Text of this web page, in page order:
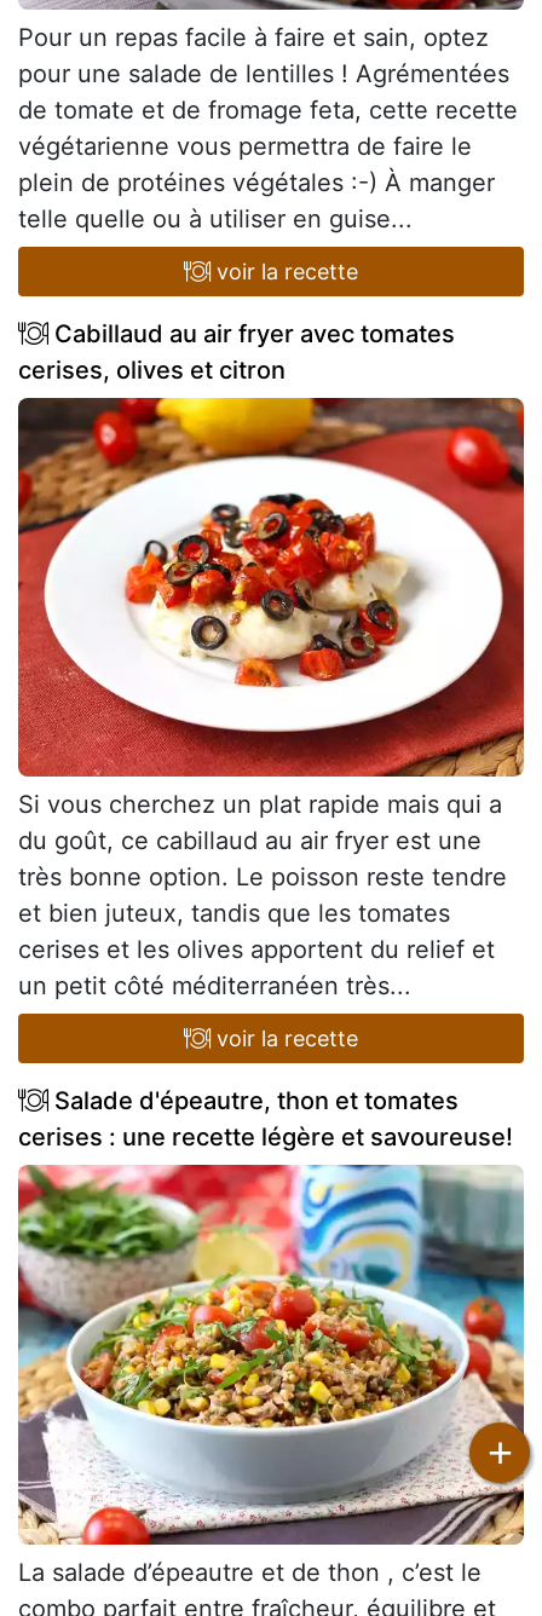
Pour un repas facile à faire et sain, optez
pour une salade de lentilles ! Agrémentées
de tomate et de fromage feta, cette recette
végétarienne vous permettra de faire le
plein de protéines végétales :-) À manger
telle quelle ou à utiliser en guise...
voir la recette
Cabillaud au air fryer avec tomates
cerises, olives et citron
Si vous cherchez un plat rapide mais qui a
du goût, ce cabillaud au air fryer est une
très bonne option. Le poisson reste tendre
et bien juteux, tandis que les tomates
cerises et les olives apportent du relief et
un petit côté méditerranéen très...
voir la recette
Salade d'épeautre, thon et tomates
cerises : une recette légère et savoureuse!
La salade d’épeautre et de thon , c’est le
combo parfait entre fraîcheur, équilibre et
+